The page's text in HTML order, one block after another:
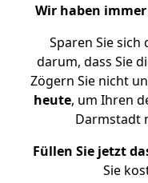
Wir haben
Sparen Sie
darum, dass Sie
Zögern Sie nicht
heute, um Ihren
Darmstadt
Füllen Sie jetzt
Sie